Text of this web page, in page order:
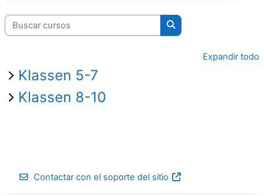
Buscar cursos
Buscar cursos
Expandir todo
Klassen 5-7
Klassen 8-10
Contactar con el soporte del sitio